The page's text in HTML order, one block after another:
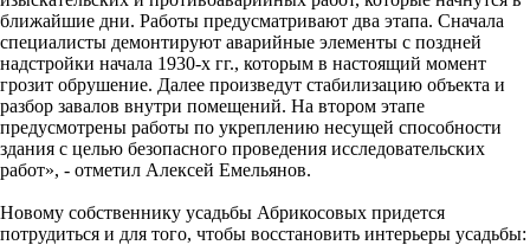
ближайшие дни. Работы предусматривают два этапа. Сначала
специалисты демонтируют аварийные элементы с поздней
надстройки начала 1930-х гг., которым в настоящий момент
грозит обрушение. Далее произведут стабилизацию объекта и
разбор завалов внутри помещений. На втором этапе
предусмотрены работы по укреплению несущей способности
здания с целью безопасного проведения исследовательских
работ», - отметил Алексей Емельянов.
Новому собственнику усадьбы Абрикосовых придется
потрудиться и для того, чтобы восстановить интерьеры усадьбы: